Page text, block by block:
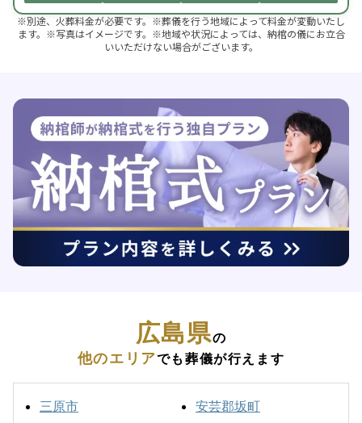
※別途、火葬料金が必要です。※葬儀を行う地域によって料金が変動いたし
ます。※写真はイメージです。※地域や状況によっては、納棺の儀にお立合
いいただけない場合がございます。
広島県の
他のエリアでも葬儀が行えます
三原市
安芸郡坂町